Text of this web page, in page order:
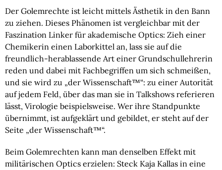
Der Golemrechte ist leicht mittels Ästhetik in den Bann
zu ziehen. Dieses Phänomen ist vergleichbar mit der
Faszination Linker für akademische Optics: Zieh einer
Chemikerin einen Laborkittel an, lass sie auf die
freundlich-herablassende Art einer Grundschullehrerin
reden und dabei mit Fachbegriffen um sich schmeißen,
und sie wird zu „der Wissenschaft™“: zu einer Autorität
auf jedem Feld, über das man sie in Talkshows referieren
lässt, Virologie beispielsweise. Wer ihre Standpunkte
übernimmt, ist aufgeklärt und gebildet, er steht auf der
Seite „der Wissenschaft™“.
Beim Golemrechten kann man denselben Effekt mit
militärischen Optics erzielen: Steck Kaja Kallas in eine